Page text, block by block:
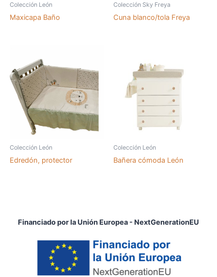
Colección León
Maxicapa Baño
Colección Sky Freya
Cuna blanco/tola Freya
Colección León
Edredón, protector
Colección León
Bañera cómoda León
Financiado por la Unión Europea - NextGenerationEU